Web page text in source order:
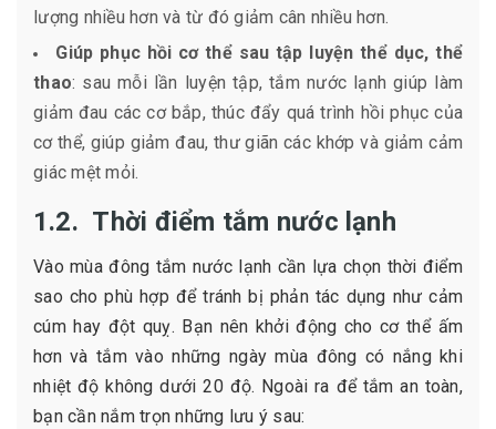
lượng nhiều hơn và từ đó giảm cân nhiều hơn.
Giúp phục hồi cơ thể sau tập luyện thể dục, thể
thao: sau mỗi lần luyện tập, tắm nước lạnh giúp làm
giảm đau các cơ bắp, thúc đẩy quá trình hồi phục của
cơ thể, giúp giảm đau, thư giãn các khớp và giảm cảm
giác mệt mỏi.
1.2. Thời điểm tắm nước lạnh
Vào mùa đông tắm nước lạnh cần lựa chọn thời điểm
sao cho phù hợp để tránh bị phản tác dụng như cảm
cúm hay đột quỵ. Bạn nên khởi động cho cơ thể ấm
hơn và tắm vào những ngày mùa đông có nắng khi
nhiệt độ không dưới 20 độ. Ngoài ra để tắm an toàn,
bạn cần nắm trọn những lưu ý sau: